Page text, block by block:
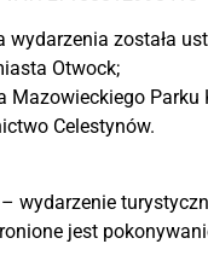
wydarzenia została
Otwock;
Mazowieckiego Parku
Celestynów.
wydarzenie
jest